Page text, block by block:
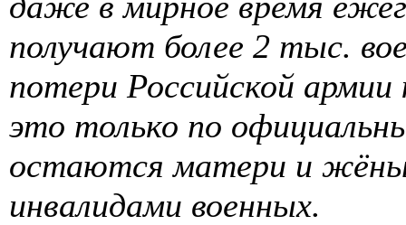
получают более 2 тыс.
потери Российской
это только по
остаются матери и жёны
инвалидами военных.